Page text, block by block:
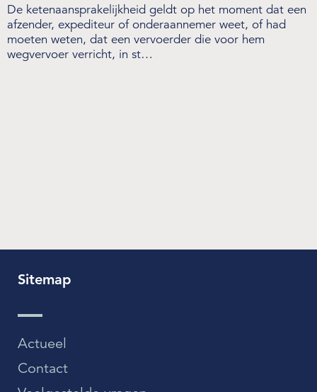
De ketenaansprakelijkheid geldt op het moment dat een
afzender, expediteur of onderaannemer weet, of had
moeten weten, dat een vervoerder die voor hem
wegvervoer verricht, in st…
Sitemap
Actueel
Contact